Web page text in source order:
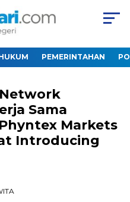
PEMERINTAHAN
Sama
Markets
Introducing